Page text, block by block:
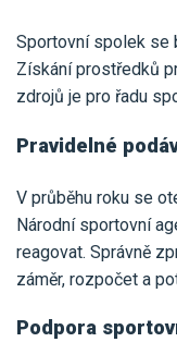
Sportovní spolek se
Získání prostředků
zdrojů je pro řadu
Pravidelné
V průběhu roku se
Národní sportovní
reagovat. Správně
záměr, rozpočet a
Podpora